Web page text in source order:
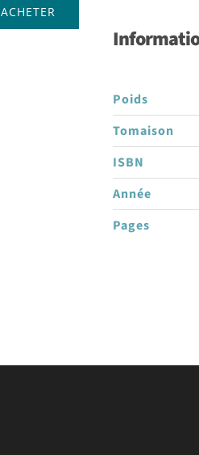
ACHETER
Poids
Tomaison
ISBN
Année
Pages